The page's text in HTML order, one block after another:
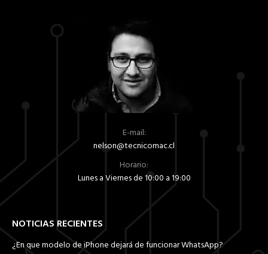
E-mail:
nelson@tecnicomac.cl
Horario:
Lunes a Viernes de 10:00 a 19:00
NOTICIAS RECIENTES
¿En que modelo de iPhone dejará de funcionar WhatsApp?